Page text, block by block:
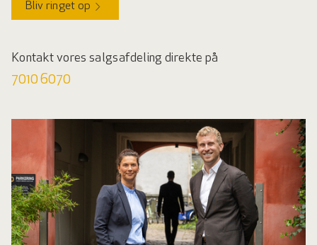
Bliv ringet op
Kontakt vores salgsafdeling direkte på
7010 6070